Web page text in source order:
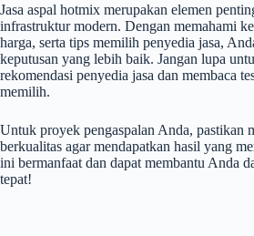
Jasa aspal hotmix merupakan elemen
infrastruktur modern. Dengan memahami
harga, serta tips memilih penyedia jasa,
keputusan yang lebih baik. Jangan lupa
rekomendasi penyedia jasa dan membaca
memilih.
Untuk proyek pengaspalan Anda, pastikan
berkualitas agar mendapatkan hasil yang
ini bermanfaat dan dapat membantu Anda
tepat!